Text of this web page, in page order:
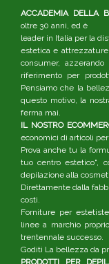
ACCADEMIA DELLA
oltre 30 anni, ed è
leader in Italia per la
estetica e
consumer,
riferimento per
Pensiamo che la
questo motivo, la
ferma mai.
IL NOSTRO
economici di articoli
Prova anche tu la
tuo centro estetico",
depilazione alla
Direttamente dalla
costi.
Forniture per
linee a marchio
trentennale successo.
Goditi La bellezza da
PRODOTTI PER